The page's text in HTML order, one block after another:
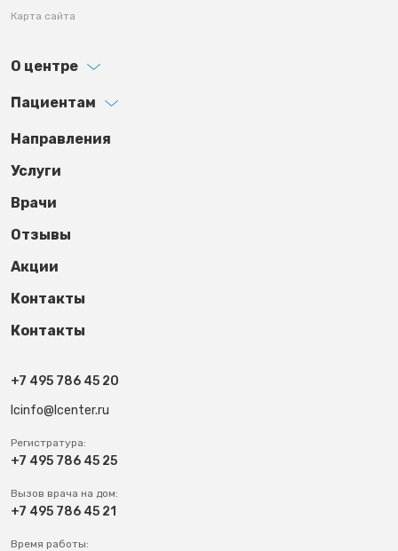
Карта сайта
О центре
Пациентам
Footer third
Направления
Услуги
Врачи
Отзывы
Акции
Контакты
Контакты
+7 495 786 45 20
lcinfo@lcenter.ru
Регистратура:
+7 495 786 45 25
Вызов врача на дом:
+7 495 786 45 21
Время работы: